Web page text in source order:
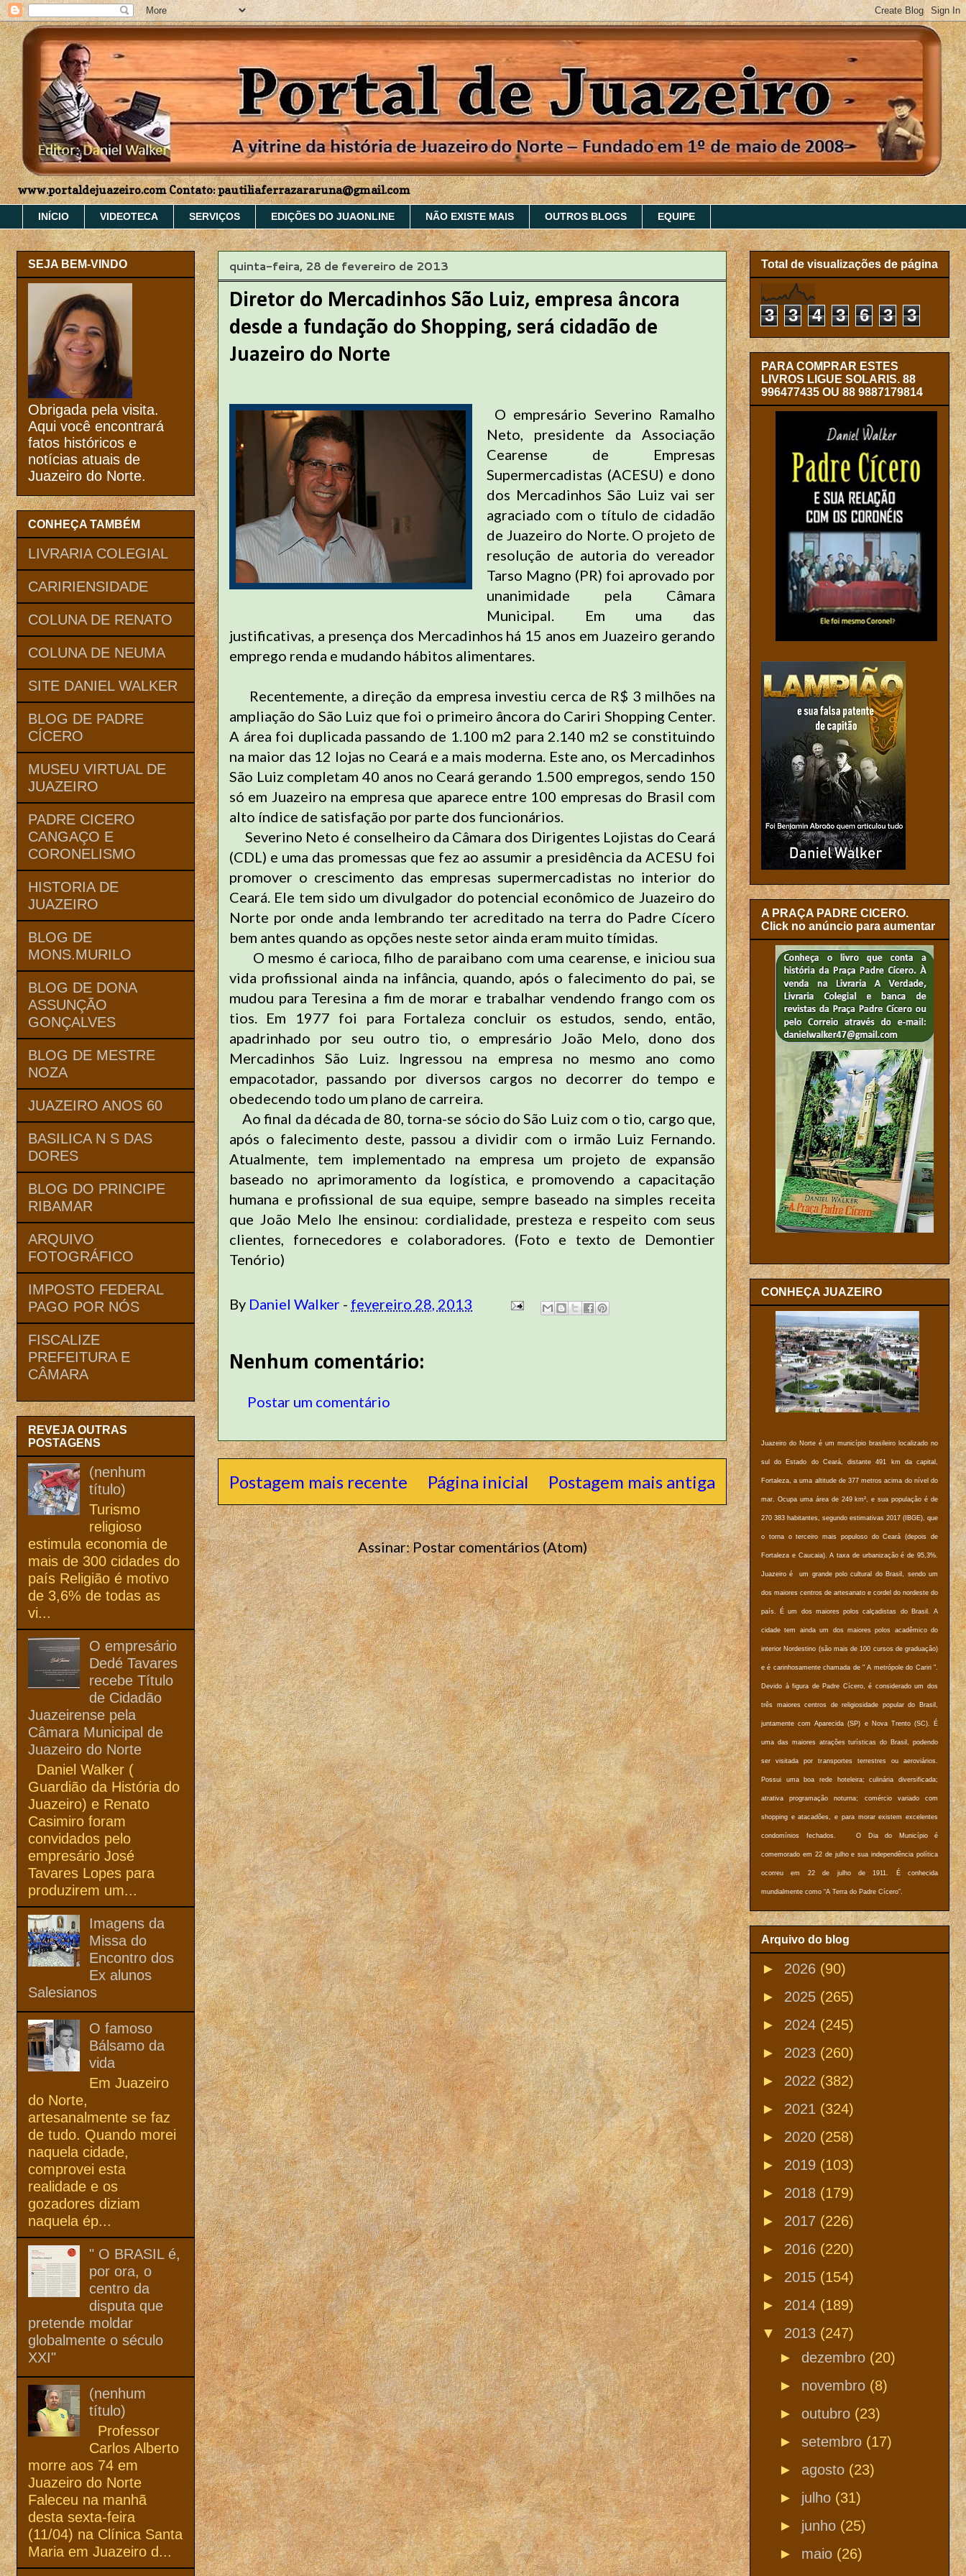
www.portaldejuazeiro.com Contato: pautiliaferrazararuna@gmail.com
INÍCIO VIDEOTECA SERVIÇOS EDIÇÕES DO JUAONLINE NÃO EXISTE MAIS OUTROS BLOGS EQUIPE
quinta-feira, 28 de fevereiro de 2013
Diretor do Mercadinhos São Luiz, empresa âncora
desde a fundação do Shopping, será cidadão de
Juazeiro do Norte
O empresário Severino Ramalho
Neto, presidente da Associação
Cearense de Empresas
Supermercadistas (ACESU) e dono
dos Mercadinhos São Luiz vai ser
agraciado com o título de cidadão
de Juazeiro do Norte. O projeto de
resolução de autoria do vereador
Tarso Magno (PR) foi aprovado por
unanimidade pela Câmara
Municipal. Em uma das
justificativas, a presença dos Mercadinhos há 15 anos em Juazeiro gerando
emprego renda e mudando hábitos alimentares.
Recentemente, a direção da empresa investiu cerca de R$ 3 milhões na
ampliação do São Luiz que foi o primeiro âncora do Cariri Shopping Center.
A área foi duplicada passando de 1.100 m2 para 2.140 m2 se constituindo
na maior das 12 lojas no Ceará e a mais moderna. Este ano, os Mercadinhos
São Luiz completam 40 anos no Ceará gerando 1.500 empregos, sendo 150
só em Juazeiro na empresa que aparece entre 100 empresas do Brasil com
alto índice de satisfação por parte dos funcionários.
Severino Neto é conselheiro da Câmara dos Dirigentes Lojistas do Ceará
(CDL) e uma das promessas que fez ao assumir a presidência da ACESU foi
promover o crescimento das empresas supermercadistas no interior do
Ceará. Ele tem sido um divulgador do potencial econômico de Juazeiro do
Norte por onde anda lembrando ter acreditado na terra do Padre Cícero
bem antes quando as opções neste setor ainda eram muito tímidas.
O mesmo é carioca, filho de paraibano com uma cearense, e iniciou sua
vida profissional ainda na infância, quando, após o falecimento do pai, se
mudou para Teresina a fim de morar e trabalhar vendendo frango com os
tios. Em 1977 foi para Fortaleza concluir os estudos, sendo, então,
apadrinhado por seu outro tio, o empresário João Melo, dono dos
Mercadinhos São Luiz. Ingressou na empresa no mesmo ano como
empacotador, passando por diversos cargos no decorrer do tempo e
obedecendo todo um plano de carreira.
Ao final da década de 80, torna-se sócio do São Luiz com o tio, cargo que,
após o falecimento deste, passou a dividir com o irmão Luiz Fernando.
Atualmente, tem implementado na empresa um projeto de expansão
baseado no aprimoramento da logística, e promovendo a capacitação
humana e profissional de sua equipe, sempre baseado na simples receita
que João Melo lhe ensinou: cordialidade, presteza e respeito com seus
clientes, fornecedores e colaboradores. (Foto e texto de Demontier
Tenório)
By Daniel Walker - fevereiro 28, 2013
Nenhum comentário:
Postar um comentário
Postagem mais recente Postagem mais antiga
Página inicial
Assinar:Postar comentários (Atom)
SEJA BEM-VINDO
Obrigada pela visita.
Aqui você encontrará
fatos históricos e
notícias atuais de
Juazeiro do Norte.
CONHEÇA TAMBÉM
LIVRARIA COLEGIAL
CARIRIENSIDADE
COLUNA DE RENATO
COLUNA DE NEUMA
SITE DANIEL WALKER
BLOG DE PADRE
CÍCERO
MUSEU VIRTUAL DE
JUAZEIRO
PADRE CICERO
CANGAÇO E
CORONELISMO
HISTORIA DE
JUAZEIRO
BLOG DE
MONS.MURILO
BLOG DE DONA
ASSUNÇÃO
GONÇALVES
BLOG DE MESTRE
NOZA
JUAZEIRO ANOS 60
BASILICA N S DAS
DORES
BLOG DO PRINCIPE
RIBAMAR
ARQUIVO
FOTOGRÁFICO
IMPOSTO FEDERAL
PAGO POR NÓS
FISCALIZE
PREFEITURA E
CÂMARA
REVEJA OUTRAS
POSTAGENS
(nenhum
título)
Turismo
religioso
estimula economia de
mais de 300 cidades do
país Religião é motivo
de 3,6% de todas as
vi...
O empresário
Dedé Tavares
recebe Título
de Cidadão
Juazeirense pela
Câmara Municipal de
Juazeiro do Norte
Daniel Walker (
Guardião da História do
Juazeiro) e Renato
Casimiro foram
convidados pelo
empresário José
Tavares Lopes para
produzirem um...
Imagens da
Missa do
Encontro dos
Ex alunos
Salesianos
O famoso
Bálsamo da
vida
Em Juazeiro
do Norte,
artesanalmente se faz
de tudo. Quando morei
naquela cidade,
comprovei esta
realidade e os
gozadores diziam
naquela ép...
" O BRASIL é,
por ora, o
centro da
disputa que
pretende moldar
globalmente o século
XXI"
(nenhum
título)
Professor
Carlos Alberto
morre aos 74 em
Juazeiro do Norte
Faleceu na manhã
desta sexta-feira
(11/04) na Clínica Santa
Maria em Juazeiro d...
Total de visualizações de página
3 3 4 3 6 3 3
PARA COMPRAR ESTES
LIVROS LIGUE SOLARIS. 88
996477435 OU 88 9887179814
A PRAÇA PADRE CICERO.
Click no anúncio para aumentar
CONHEÇA JUAZEIRO
Juazeiro do Norte é um município brasileiro localizado no
sul do Estado do Ceará, distante 491 km da capital,
Fortaleza, a uma altitude de 377 metros acima do nível do
mar. Ocupa uma área de 249 km², e sua população é de
270 383 habitantes, segundo estimativas 2017 (IBGE), que
o torna o terceiro mais populoso do Ceará (depois de
Fortaleza e Caucaia). A taxa de urbanização é de 95,3%.
Juazeiro é um grande polo cultural do Brasil, sendo um
dos maiores centros de artesanato e cordel do nordeste do
país. É um dos maiores polos calçadistas do Brasil. A
cidade tem ainda um dos maiores polos acadêmico do
interior Nordestino (são mais de 100 cursos de graduação)
e é carinhosamente chamada de " A metrópole do Cariri ".
Devido à figura de Padre Cícero, é considerado um dos
três maiores centros de religiosidade popular do Brasil,
juntamente com Aparecida (SP) e Nova Trento (SC). É
uma das maiores atrações turísticas do Brasil, podendo
ser visitada por transportes terrestres ou aeroviários.
Possui uma boa rede hoteleira; culinária diversificada;
atrativa programação noturna; comércio variado com
shopping e atacadões, e para morar existem excelentes
condomínios fechados. O Dia do Município é
comemorado em 22 de julho e sua independência política
ocorreu em 22 de julho de 1911. É conhecida
mundialmente como “A Terra do Padre Cícero”.
Arquivo do blog
► 2026 (90)
► 2025 (265)
► 2024 (245)
► 2023 (260)
► 2022 (382)
► 2021 (324)
► 2020 (258)
► 2019 (103)
► 2018 (179)
► 2017 (226)
► 2016 (220)
► 2015 (154)
► 2014 (189)
▼ 2013 (247)
► dezembro (20)
► novembro (8)
► outubro (23)
► setembro (17)
► agosto (23)
► julho (31)
► junho (25)
► maio (26)